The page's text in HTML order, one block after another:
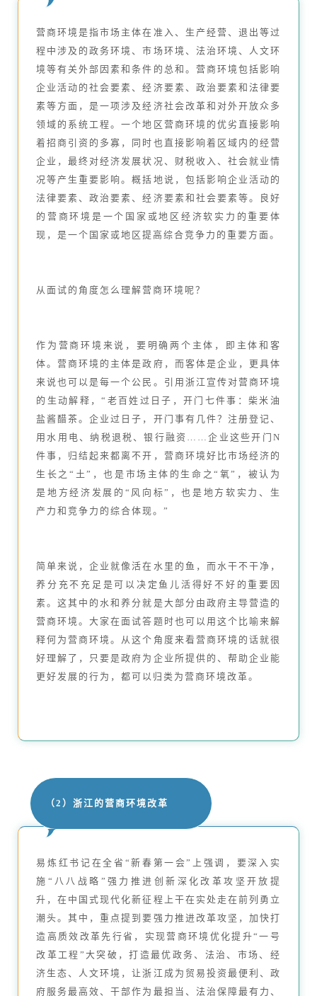
营商环境是指市场主体在准入、生产经营、退出等过
程中涉及的政务环境、市场环境、法治环境、人文环
境等有关外部因素和条件的总和。营商环境包括影响
企业活动的社会要素、经济要素、政治要素和法律要
素等方面，是一项涉及经济社会改革和对外开放众多
领域的系统工程。一个地区营商环境的优劣直接影响
着招商引资的多寡，同时也直接影响着区域内的经营
企业，最终对经济发展状况、财税收入、社会就业情
况等产生重要影响。概括地说，包括影响企业活动的
法律要素、政治要素、经济要素和社会要素等。良好
的营商环境是一个国家或地区经济软实力的重要体
现，是一个国家或地区提高综合竞争力的重要方面。
从面试的角度怎么理解营商环境呢？
作为营商环境来说，要明确两个主体，即主体和客
体。营商环境的主体是政府，而客体是企业，更具体
来说也可以是每一个公民。引用浙江宣传对营商环境
的生动解释，“老百姓过日子，开门七件事：柴米油
盐酱醋茶。企业过日子，开门事有几件？注册登记、
用水用电、纳税退税、银行融资……企业这些开门N
件事，归结起来都离不开，营商环境好比市场经济的
生长之“土”，也是市场主体的生命之“氧”，被认为
是地方经济发展的“风向标”，也是地方软实力、生
产力和竞争力的综合体现。”
简单来说，企业就像活在水里的鱼，而水干不干净，
养分充不充足是可以决定鱼儿活得好不好的重要因
素。这其中的水和养分就是大部分由政府主导营造的
营商环境。大家在面试答题时也可以用这个比喻来解
释何为营商环境。从这个角度来看营商环境的话就很
好理解了，只要是政府为企业所提供的、帮助企业能
更好发展的行为，都可以归类为营商环境改革。
（2）浙江的营商环境改革
易炼红书记在全省“新春第一会”上强调，要深入实
施“八八战略”强力推进创新深化改革攻坚开放提
升，在中国式现代化新征程上干在实处走在前列勇立
潮头。其中，重点提到要强力推进改革攻坚，加快打
造高质效改革先行省，实现营商环境优化提升“一号
改革工程”大突破，打造最优政务、法治、市场、经
济生态、人文环境，让浙江成为贸易投资最便利、政
府服务最高效、干部作为最担当、法治保障最有力、